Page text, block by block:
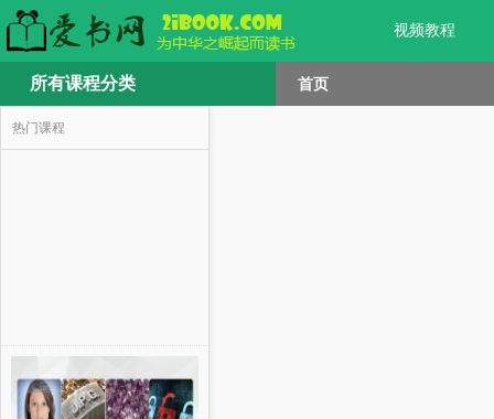
视频教程
所有课程分类 首页
热门课程